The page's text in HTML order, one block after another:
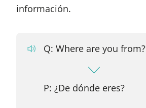
información.
Q: Where are you from?
P: ¿De dónde eres?